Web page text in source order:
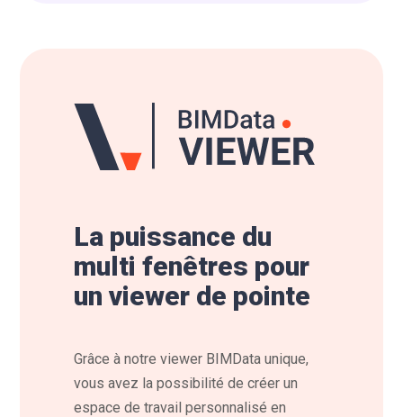
La puissance du
multi fenêtres pour
un viewer de pointe
Grâce à notre viewer BIMData unique,
vous avez la possibilité de créer un
espace de travail personnalisé en